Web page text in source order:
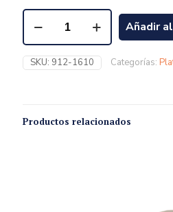
Añadir
SKU: 912-1610 Categorías:
Productos relacionados